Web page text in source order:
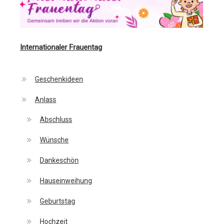
Internationaler Frauentag
Geschenkideen
Anlass
Abschluss
Wünsche
Dankeschön
Hauseinweihung
Geburtstag
Hochzeit